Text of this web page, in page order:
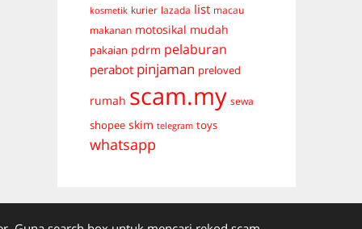
kosmetik kurier lazada list macau
makanan motosikal mudah
pakaian pdrm pelaburan
perabot pinjaman preloved
rumah scam.my sewa
shopee skim telegram toys
whatsapp